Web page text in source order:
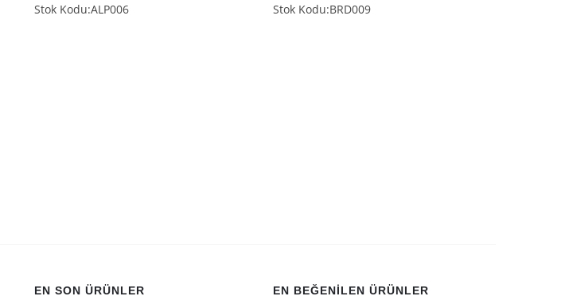
Stok Kodu:ALP006
Stok Kodu:BRD009
EN SON ÜRÜNLER EN BEĞENILEN ÜRÜNLER